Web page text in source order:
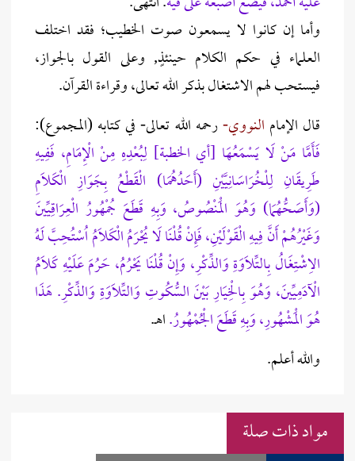
وأما إن كانوا لا يسمعون صوت الخطيب؛ فقد اختلف
العلماء في حكم الكلام حينئذٍ, وعلى القول بالجواز،
فيستحب لهم الاشتغال بذكر الله تعالى، وقراءة القرآن.
قال الإمام النووي-رحمه الله تعالى- في كتابه (المجموع):
فَأَمَّا مَنْ لَا يَسْمَعُهَا [أي الخطبة] لِبُعْدِهِ مِنْ الْإِمَامِ، فَفِيهِ
طَرِيقَانِ لِلْخُرَاسَانِيَّيْنِ (أَحَدُهُمَا) الْقَطْعُ بِجَوَازِ الْكَلَامِ
(وَأَصَحُّهُمَا) وَهُوَ الْمَنْصُوصُ، وَبِهِ قَطَعَ جُمْهُورُ الْعِرَاقِيِّينَ
وَغَيْرُهُمْ أَنَّ فِيهِ الْقَوْلَيْنِ، فَإِنْ قُلْنَا لَا يُحْرَمُ الْكَلَامُ اُسْتُحِبَّ لَهُ
الِاشْتِغَالُ بِالتِّلَاوَةِ وَالذِّكْرِ، وَإِنْ قُلْنَا يَحْرُمُ، حَرُمَ عَلَيْهِ كَلَامُ
الْآدَمِيِّينَ، وَهُوَ بِالْخِيَارِ بَيْنَ السُّكُوتِ وَالتِّلَاوَةِ وَالذِّكْرِ. هَذَا
هُوَ الْمَشْهُورِ، وَبِهِ قَطَعَ الْجُمْهُورُ.اهـ.
والله أعلم.
مواد ذات صلة